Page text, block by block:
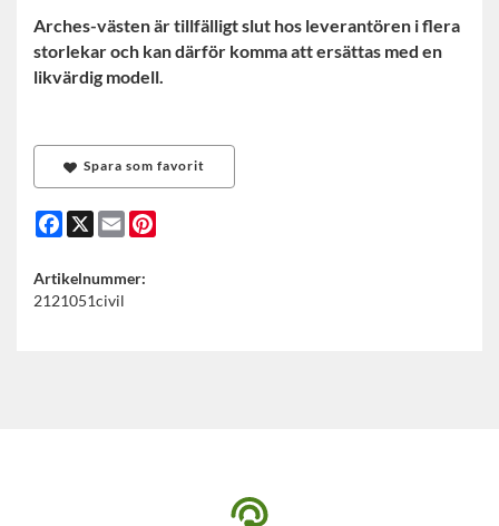
Arches-västen är tillfälligt slut hos leverantören i flera
storlekar och kan därför komma att ersättas med en
likvärdig modell.
Spara som favorit
Facebook
X Email
Artikelnummer:
2121051civil